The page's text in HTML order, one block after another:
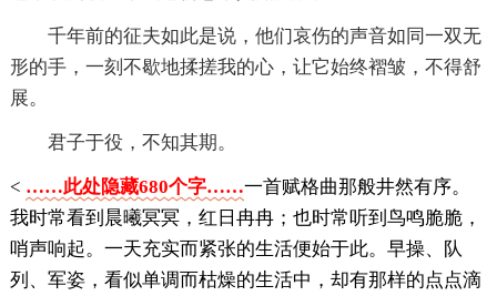
千年前的征夫如此是说，他们哀伤的声音如同一双无
形的手，一刻不歇地揉搓我的心，让它始终褶皱，不得舒
展。
君子于役，不知其期。
< ……此处隐藏680个字……一首赋格曲那般井然有序。
我时常看到晨曦冥冥，红日冉冉；也时常听到鸟鸣脆脆，
哨声响起。一天充实而紧张的生活便始于此。早操、队
列、军姿，看似单调而枯燥的生活中，却有那样的点点滴